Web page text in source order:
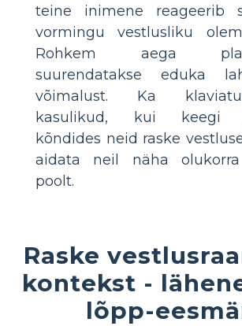
teine inimene reageerib
vormingu vestlusliku
Rohkem aega
suurendatakse eduka
võimalust. Ka
kasulikud, kui keegi
kõndides neid raske
aidata neil näha
poolt.
Raske
kontekst -
lõpp-